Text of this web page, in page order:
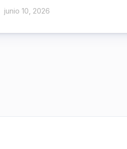
junio 10, 2026